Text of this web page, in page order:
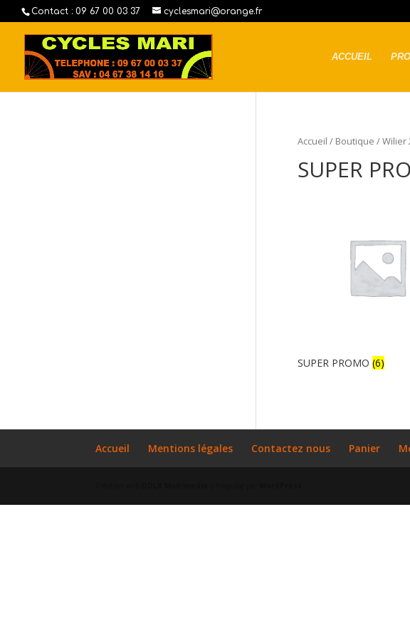
Contact : 09 67 00 03 37 cyclesmari@orange.fr
ACCUEIL
Accueil / Boutique /Wilier
SUPER
SUPER PROMO (6)
Accueil Mentions légales Contactez nous Panier